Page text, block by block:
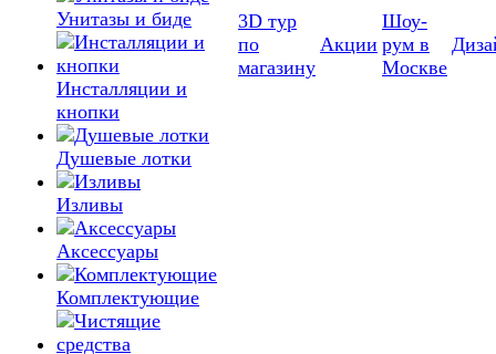
Унитазы и биде
Инсталляции и
кнопки
Душевые лотки
Изливы
Аксессуары
Комплектующие
3D тур
по
магазину
Акции
Шоу-
рум в
Москве